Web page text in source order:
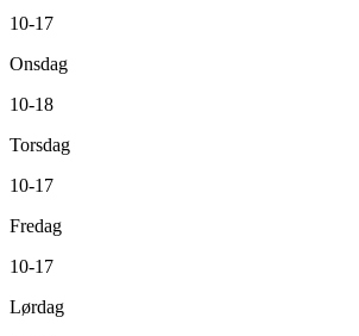
10-17
Onsdag
10-18
Torsdag
10-17
Fredag
10-17
Lørdag